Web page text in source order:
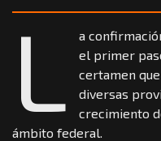
L
a
el primer
certamen
diversas
crecimiento
ámbito federal.